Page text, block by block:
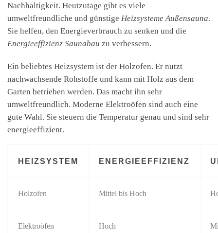
Nachhaltigkeit. Heutzutage gibt es viele
umweltfreundliche und günstige Heizsysteme Außensauna.
Sie helfen, den Energieverbrauch zu senken und die
Energieeffizienz Saunabau zu verbessern.
Ein beliebtes Heizsystem ist der Holzofen. Er nutzt
nachwachsende Rohstoffe und kann mit Holz aus dem
Garten betrieben werden. Das macht ihn sehr
umweltfreundlich. Moderne Elektroöfen sind auch eine
gute Wahl. Sie steuern die Temperatur genau und sind sehr
energieeffizient.
HEIZSYSTEM ENERGIEEFFIZIENZ
Holzofen Mittel bis Hoch
Elektroöfen Hoch